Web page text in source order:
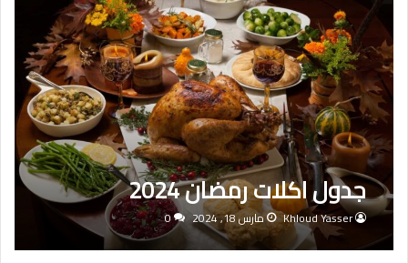
جدول اكلات رمضان 2024
Khloud Yasser مارس 18, 2024 0